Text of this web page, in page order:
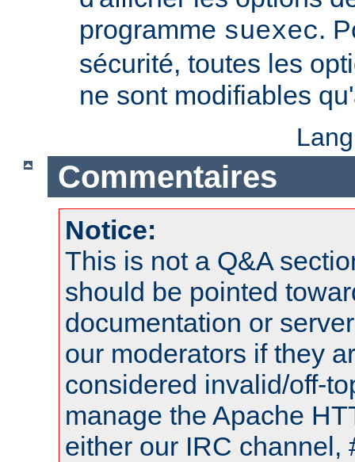
programme suexec.
sécurité, toutes les
ne sont modifiables
Commentaires
Notice:
This is not a Q&A
should be pointed
documentation or
our moderators if they
considered invalid/off-
manage the Apache
either our IRC channel,